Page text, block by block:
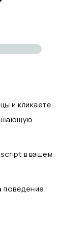
и кликаете
в вашем